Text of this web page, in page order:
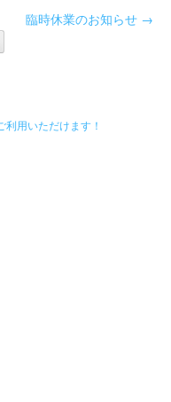
臨時休業のお知らせ →
利用いただけます！